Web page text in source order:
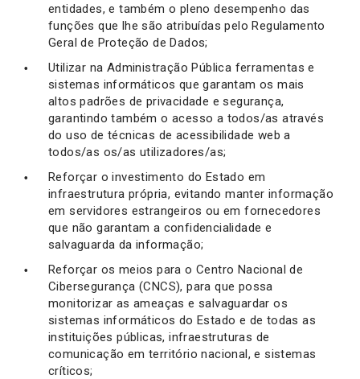
entidades, e também o pleno desempenho das
funções que lhe são atribuídas pelo Regulamento
Geral de Proteção de Dados;
Utilizar na Administração Pública ferramentas e
sistemas informáticos que garantam os mais
altos padrões de privacidade e segurança,
garantindo também o acesso a todos/as através
do uso de técnicas de acessibilidade web a
todos/as os/as utilizadores/as;
Reforçar o investimento do Estado em
infraestrutura própria, evitando manter informação
em servidores estrangeiros ou em fornecedores
que não garantam a confidencialidade e
salvaguarda da informação;
Reforçar os meios para o Centro Nacional de
Cibersegurança (CNCS), para que possa
monitorizar as ameaças e salvaguardar os
sistemas informáticos do Estado e de todas as
instituições públicas, infraestruturas de
comunicação em território nacional, e sistemas
críticos;